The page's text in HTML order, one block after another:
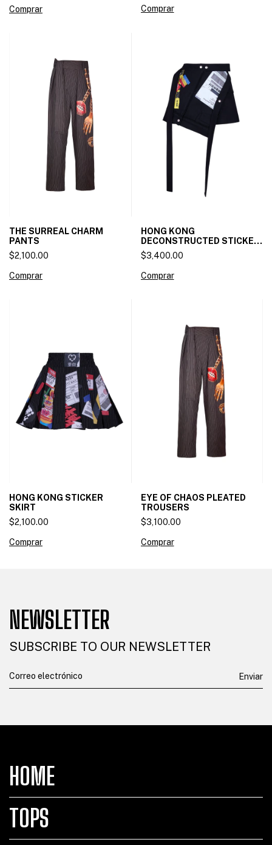
Comprar Comprar
THE SURREAL CHARM
PANTS
$2,100.00
Comprar
HONG KONG
DECONSTRUCTED STICKET
SKIRT
$3,400.00
Comprar
HONG KONG STICKER
SKIRT
$2,100.00
Comprar
EYE OF CHAOS PLEATED
TROUSERS
$3,100.00
Comprar
NEWSLETTER
SUBSCRIBE TO OUR NEWSLETTER
HOME
TOPS